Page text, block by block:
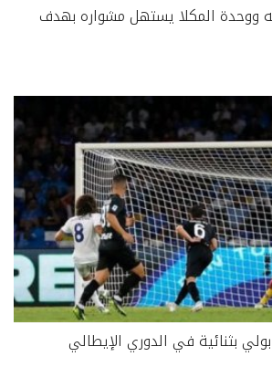
ووحدة المكلا يستهل مشواره بهدف
بثنائية في الدوري الإيطالي